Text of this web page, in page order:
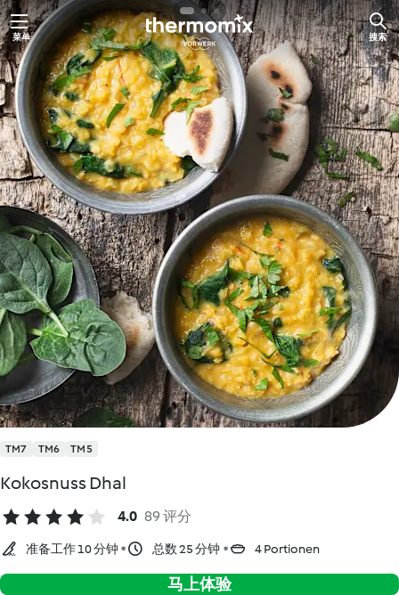
跳
至
内
容
菜单 搜索
TM7 TM6 TM5
Kokosnuss Dhal
4.0 89 评分
准备工作 10 分钟 总数 25 分钟 4 Portionen
马上体验